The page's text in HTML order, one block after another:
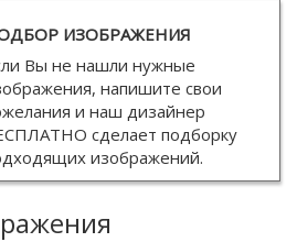
ИЗОБРАЖЕНИЯ
Вы не нашли нужные
напишите свои
и наш дизайнер
сделает подборку
изображений.